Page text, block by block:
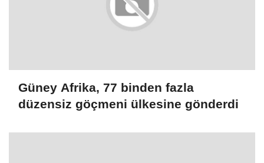
Güney Afrika, 77 binden fazla
düzensiz göçmeni ülkesine gönderdi